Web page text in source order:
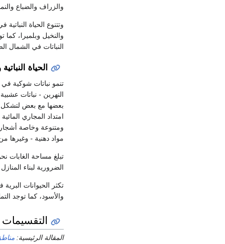
والزراف والضباع
وتتنوع الحياة
والنخيل وبلميرا،
النباتات في الشمال
الحياة
تنمو نباتات شوكية
النهرين - نباتات
بعضها مع بعض لتشكل
امتداد المجاري
ومتنوعة وخاصة
مواد دهنية - وغيرها
الضرورية لبناء
تكثر الحيوانات
والأسود، كما توجد
التقسيمات
المقالة الرئيسية: